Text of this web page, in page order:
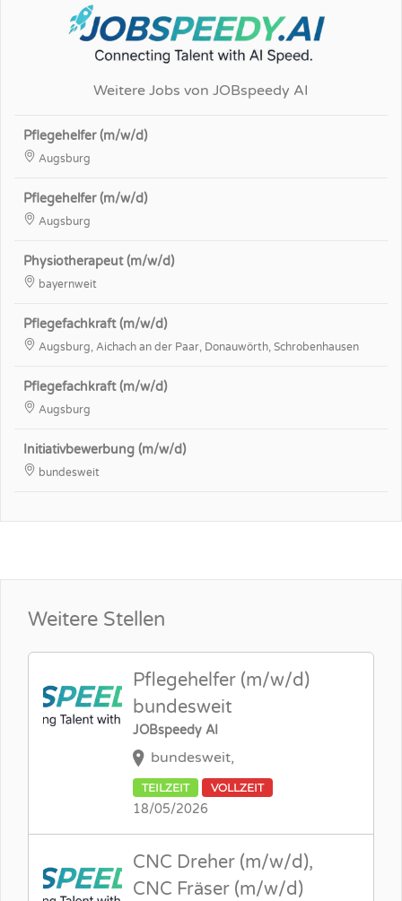
Weitere Jobs von JOBspeedy AI
Pflegehelfer (m/w/d)
Augsburg
Pflegehelfer (m/w/d)
Augsburg
Physiotherapeut (m/w/d)
bayernweit
Pflegefachkraft (m/w/d)
Augsburg, Aichach an der Paar, Donauwörth, Schrobenhausen
Pflegefachkraft (m/w/d)
Augsburg
Initiativbewerbung (m/w/d)
bundesweit
Weitere Stellen
Pflegehelfer (m/w/d)
bundesweit
JOBspeedy AI
bundesweit,
TEILZEIT VOLLZEIT
18/05/2026
CNC Dreher (m/w/d),
CNC Fräser (m/w/d)